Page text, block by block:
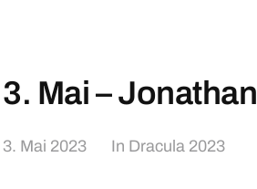
3. Mai – Jonathan
3. Mai 2023 In Dracula 2023